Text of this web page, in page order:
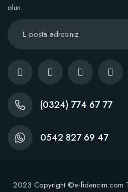
Fidan Dikim Destek Çubuğu 10 adet
olun.
(0324) 774 67 77
0542 827 69 47
2023 Copyright ©e-fidancim.com